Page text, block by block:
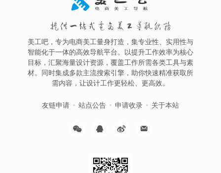
提供一站式电商美工导航服务
美工吧，专为电商美工量身打造，集专业性、实用性与
智能化于一体的高效导航平台。以提升工作效率为核心
目标，汇聚海量设计资源，覆盖工作所需各类工具与素
材。同时集成多款主流搜索引擎，助你快速精准获取所
需内容，让设计工作更轻松、更高效。
友链申请 站点公告 申请收录 关于本站